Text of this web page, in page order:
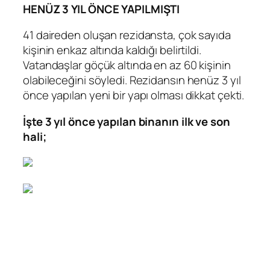
HENÜZ 3 YIL ÖNCE YAPILMIŞTI
41 daireden oluşan rezidansta, çok sayıda
kişinin enkaz altında kaldığı belirtildi.
Vatandaşlar göçük altında en az 60 kişinin
olabileceğini söyledi. Rezidansın henüz 3 yıl
önce yapılan yeni bir yapı olması dikkat çekti.
İşte 3 yıl önce yapılan binanın ilk ve son
hali;